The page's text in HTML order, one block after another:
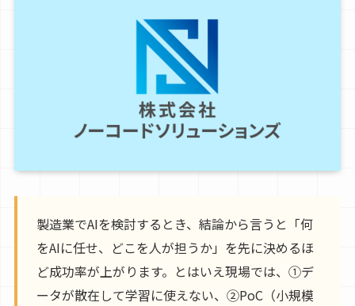
製造業でAIを検討するとき、結論から言うと「何
をAIに任せ、どこを人が担うか」を先に決めるほ
ど成功率が上がります。とはいえ現場では、①デ
ータが散在して学習に使えない、②PoC（小規模